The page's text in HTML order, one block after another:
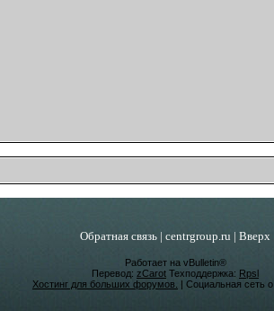
Обратная связь | centrgroup.ru | Вверх
Работает на vBulletin®
Перевод: zCarot Техподдержка: Rpsl
Хостинг для больших форумов.
| Социальная сеть о